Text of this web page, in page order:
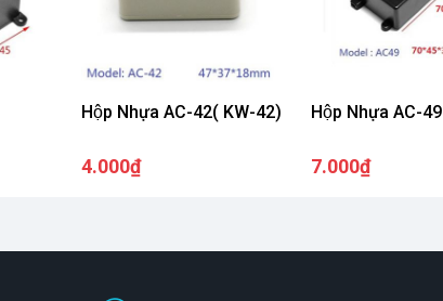
Hộp Nhựa AC-42( KW-42)
4.000₫
Hộp Nhựa AC-49
7.000₫